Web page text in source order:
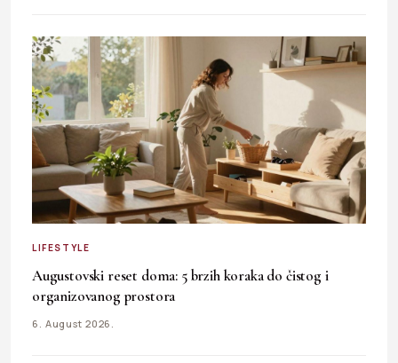
LIFESTYLE
Augustovski reset doma: 5 brzih koraka do čistog i
organizovanog prostora
6. August 2026.